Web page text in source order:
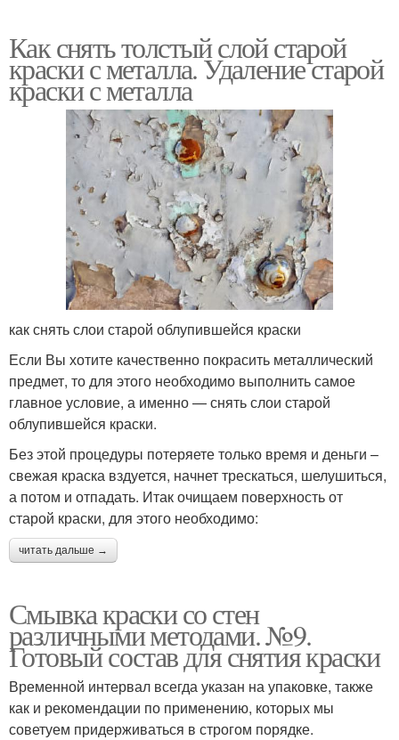
Как снять толстый слой старой
краски с металла. Удаление старой
краски с металла
как снять слои старой облупившейся краски
Если Вы хотите качественно покрасить металлический
предмет, то для этого необходимо выполнить самое
главное условие, а именно — снять слои старой
облупившейся краски.
Без этой процедуры потеряете только время и деньги –
свежая краска вздуется, начнет трескаться, шелушиться,
а потом и отпадать. Итак очищаем поверхность от
старой краски, для этого необходимо:
читать дальше →
Смывка краски со стен
различными методами. №9.
Готовый состав для снятия краски
Временной интервал всегда указан на упаковке, также
как и рекомендации по применению, которых мы
советуем придерживаться в строгом порядке.